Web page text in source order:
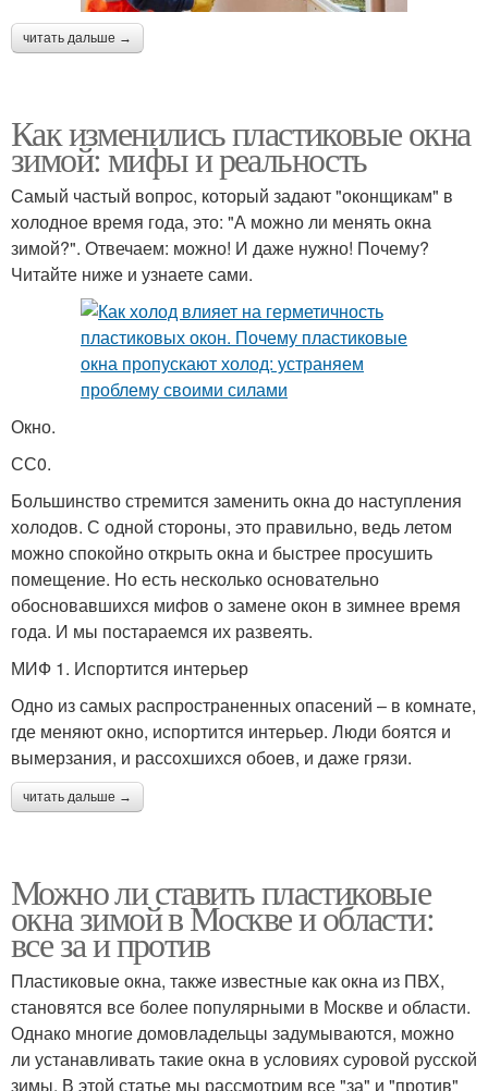
читать дальше →
Как изменились пластиковые окна
зимой: мифы и реальность
Самый частый вопрос, который задают "оконщикам" в
холодное время года, это: "А можно ли менять окна
зимой?". Отвечаем: можно! И даже нужно! Почему?
Читайте ниже и узнаете сами.
Окно.
СС0.
Большинство стремится заменить окна до наступления
холодов. С одной стороны, это правильно, ведь летом
можно спокойно открыть окна и быстрее просушить
помещение. Но есть несколько основательно
обосновавшихся мифов о замене окон в зимнее время
года. И мы постараемся их развеять.
МИФ 1. Испортится интерьер
Одно из самых распространенных опасений – в комнате,
где меняют окно, испортится интерьер. Люди боятся и
вымерзания, и рассохшихся обоев, и даже грязи.
читать дальше →
Можно ли ставить пластиковые
окна зимой в Москве и области:
все за и против
Пластиковые окна, также известные как окна из ПВХ,
становятся все более популярными в Москве и области.
Однако многие домовладельцы задумываются, можно
ли устанавливать такие окна в условиях суровой русской
зимы. В этой статье мы рассмотрим все "за" и "против"